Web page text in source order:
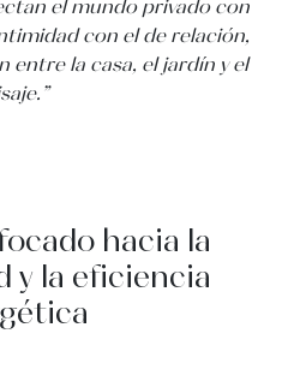
el mundo privado con
con el de relación,
entre la casa, el jardín y el
hacia la
y la eficiencia